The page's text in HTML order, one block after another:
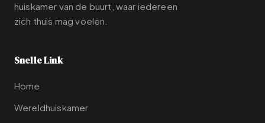
huiskamer van de buurt, waar iedereen
zich thuis mag voelen.
Snelle Link
Home
Wereldhuiskamer